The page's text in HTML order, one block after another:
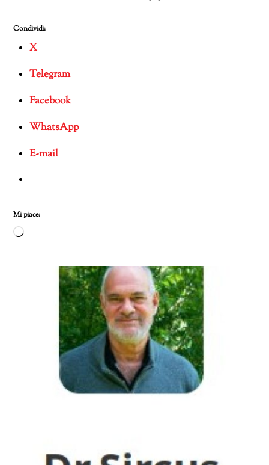
Condividi:
X
Telegram
Facebook
WhatsApp
E-mail
Mi piace:
Caricamento